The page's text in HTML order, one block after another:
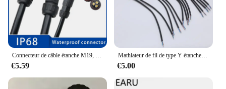
€5.59
Mathiateur de fil de type Y étanche, connecteur de câble de verrouillage à vis M19, budgétaire, lumière LED, extérieur, 2 broches, IP67, 1 à 2, 3, 4/5
€5.00